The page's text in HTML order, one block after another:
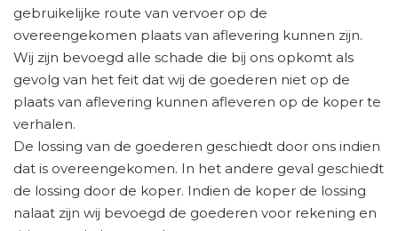
gebruikelijke route van vervoer op de
overeengekomen plaats van aflevering kunnen zijn.
Wij zijn bevoegd alle schade die bij ons opkomt als
gevolg van het feit dat wij de goederen niet op de
plaats van aflevering kunnen afleveren op de koper te
verhalen.
De lossing van de goederen geschiedt door ons indien
dat is overeengekomen. In het andere geval geschiedt
de lossing door de koper. Indien de koper de lossing
nalaat zijn wij bevoegd de goederen voor rekening en